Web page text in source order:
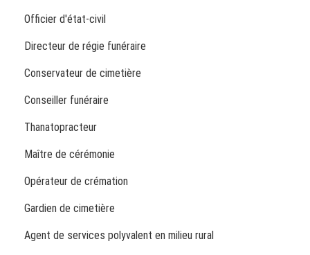
Officier d'état-civil
Directeur de régie funéraire
Conservateur de cimetière
Conseiller funéraire
Thanatopracteur
Maître de cérémonie
Opérateur de crémation
Gardien de cimetière
Agent de services polyvalent en milieu rural